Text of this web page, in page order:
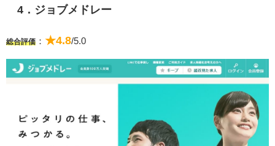
4．ジョブメドレー
総合評価 ： ★4.8/5.0